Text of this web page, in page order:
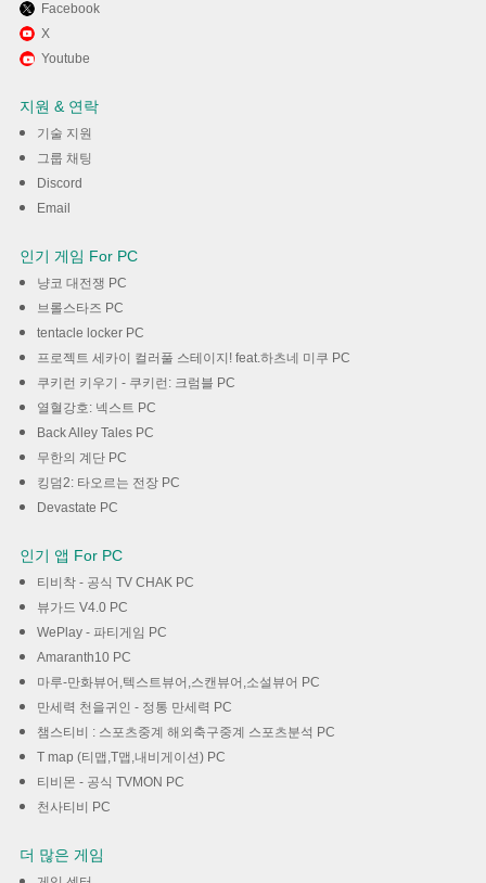
Facebook
X
Youtube
지원 & 연락
기술 지원
그룹 채팅
Discord
Email
인기 게임 For PC
냥코 대전쟁 PC
브롤스타즈 PC
tentacle locker PC
프로젝트 세카이 컬러풀 스테이지! feat.하츠네 미쿠 PC
쿠키런 키우기 - 쿠키런: 크럼블 PC
열혈강호: 넥스트 PC
Back Alley Tales PC
무한의 계단 PC
킹덤2: 타오르는 전장 PC
Devastate PC
인기 앱 For PC
티비착 - 공식 TV CHAK PC
뷰가드 V4.0 PC
WePlay - 파티게임 PC
Amaranth10 PC
마루-만화뷰어,텍스트뷰어,스캔뷰어,소설뷰어 PC
만세력 천을귀인 - 정통 만세력 PC
챔스티비 : 스포츠중계 해외축구중계 스포츠분석 PC
T map (티맵,T맵,내비게이션) PC
티비몬 - 공식 TVMON PC
천사티비 PC
더 많은 게임